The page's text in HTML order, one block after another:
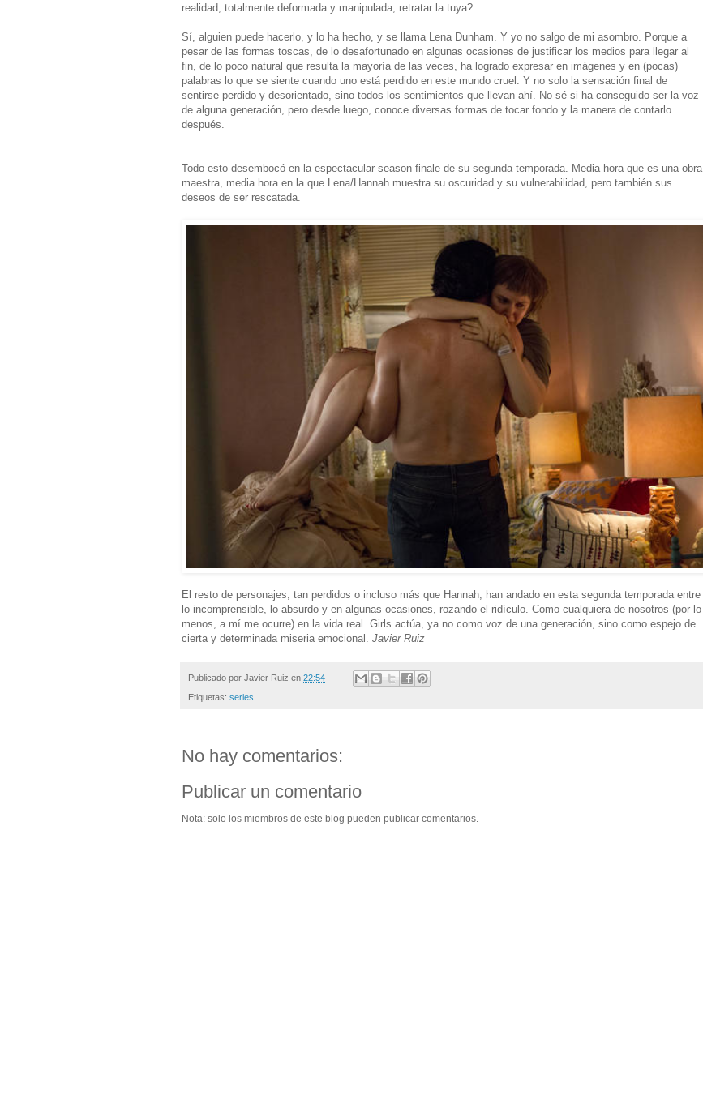
realidad, totalmente deformada y manipulada, retratar la tuya?
Sí, alguien puede hacerlo, y lo ha hecho, y se llama Lena Dunham. Y yo no salgo de mi asombro. Porque a
pesar de las formas toscas, de lo desafortunado en algunas ocasiones de justificar los medios para llegar al
fin, de lo poco natural que resulta la mayoría de las veces, ha logrado expresar en imágenes y en (pocas)
palabras lo que se siente cuando uno está perdido en este mundo cruel. Y no solo la sensación final de
sentirse perdido y desorientado, sino todos los sentimientos que llevan ahí. No sé si ha conseguido ser la voz
de alguna generación, pero desde luego, conoce diversas formas de tocar fondo y la manera de contarlo
después.
Todo esto desembocó en la espectacular season finale de su segunda temporada. Media hora que es una obra
maestra, media hora en la que Lena/Hannah muestra su oscuridad y su vulnerabilidad, pero también sus
deseos de ser rescatada.
El resto de personajes, tan perdidos o incluso más que Hannah, han andado en esta segunda temporada entre
lo incomprensible, lo absurdo y en algunas ocasiones, rozando el ridículo. Como cualquiera de nosotros (por lo
menos, a mí me ocurre) en la vida real. Girls actúa, ya no como voz de una generación, sino como espejo de
cierta y determinada miseria emocional. Javier Ruiz
Publicado por Javier Ruiz en 22:54
Etiquetas: series
No hay comentarios:
Publicar un comentario
Nota: solo los miembros de este blog pueden publicar comentarios.